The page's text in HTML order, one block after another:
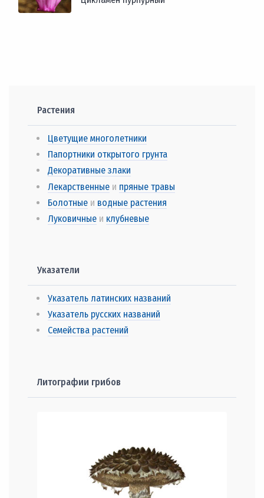
Растения
Цветущие многолетники
Папортники открытого грунта
Декоративные злаки
Лекарственныеи пряные травы
Болотныеи водные растения
Луковичныеи клубневые
Указатели
Указатель латинских названий
Указатель русских названий
Семейства растений
Литографии грибов